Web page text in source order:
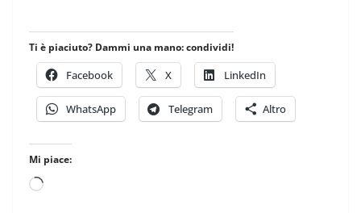
Ti è piaciuto? Dammi una mano: condividi!
Facebook X LinkedIn
WhatsApp Telegram Altro
Mi piace:
Caricamento